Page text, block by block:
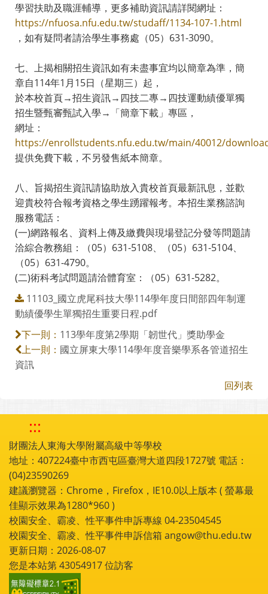
學習扶助及職涯輔導，更多補助資訊請詳閱網址：
https://nfuosa.nfu.edu.tw/studaff/1134-107-1.html
，如有疑問者請洽學生事務處（05）631-3090。
七、上揭相關招生資訊如有未盡事宜均以簡章為準，簡
章自114年1月15日（星期三）起，
於本校首頁→招生資訊→四技二專→四技運動績優單獨
招生暨甄審甄試入學→「簡章下載」專區，
網址：
https://enrollstudents.nfu.edu.tw/main/40012/
提供免費下載，不另發售紙本簡章。
八、旨揭招生資訊請協助放入貴校首頁最新訊息，並歡
迎貴校符合報考資格之學生踴躍報考。本招生業務諮詢
服務電話：
(一)網路報名、資料上傳及繳費與現場登記分發等問題請
洽綜合教務組：（05）631-5108、（05）631-5104、
（05）631-4790。
(二)術科考試問題請洽體育室：（05）631-5282。
11103_國立虎尾科技大學114學年度日間部四年制運
動績優學生單獨招生重要日程.pdf
下一則： 113學年度第2學期「韌世代」獎助學金
上一則： 國立屏東大學114學年度音樂學系各管道招生
資訊
回列表
:::
財團法人東海大學附屬高級中等學校
地址：407224臺中市西屯區臺灣大道四段1727號 電話：
(04)23590269
建議瀏覽器：Chrome，Firefox，IE10.0以上版本 ( 螢幕最
佳顯示效果為1280*960 )
校園安全、霸凌、性平事件申訴專線 04-23504545
校園安全、霸凌、性平事件申訴信箱 angow@thu.edu.tw
更新日期：2026-08-07
您是本站第43054917位訪客